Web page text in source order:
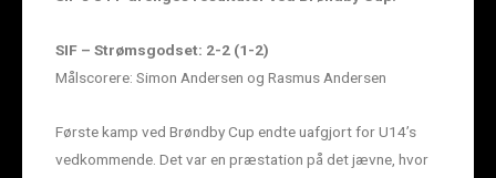
SIF – Strømsgodset: 2-2 (1-2)
Målscorere: Simon Andersen og Rasmus Andersen
Første kamp ved Brøndby Cup endte uafgjort for U14’s
vedkommende. Det var en præstation på det jævne, hvor